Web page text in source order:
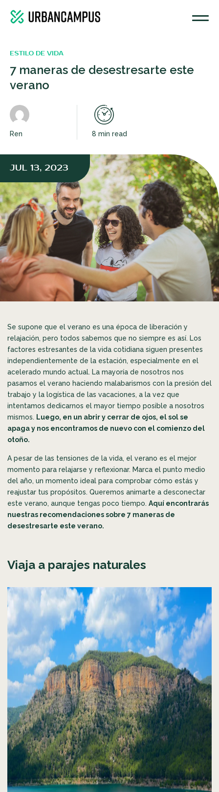
JUL 13, 2023
ESTILO DE VIDA
7 maneras de desestresarte este
verano
Ren 8 min read
Se supone que el verano es una época de liberación y
relajación, pero todos sabemos que no siempre es así. Los
factores estresantes de la vida cotidiana siguen presentes
independientemente de la estación, especialmente en el
acelerado mundo actual. La mayoría de nosotros nos
pasamos el verano haciendo malabarismos con la presión del
trabajo y la logística de las vacaciones, a la vez que
intentamos dedicarnos el mayor tiempo posible a nosotros
mismos. Luego, en un abrir y cerrar de ojos, el sol se
apaga y nos encontramos de nuevo con el comienzo del
otoño.
A pesar de las tensiones de la vida, el verano es el mejor
momento para relajarse y reflexionar. Marca el punto medio
del año, un momento ideal para comprobar cómo estás y
reajustar tus propósitos. Queremos animarte a desconectar
este verano, aunque tengas poco tiempo. Aquí encontrarás
nuestras recomendaciones sobre 7 maneras de
desestresarte este verano.
Viaja a parajes naturales